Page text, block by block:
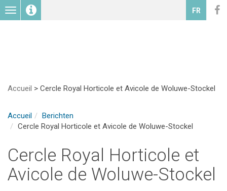
Toggle
navigation
FR
Accueil > Cercle Royal Horticole et Avicole de Woluwe-Stockel
Accueil
Berichten
Cercle Royal Horticole et Avicole de Woluwe-Stockel
Cercle Royal Horticole et
Avicole de Woluwe-Stockel